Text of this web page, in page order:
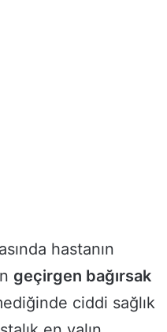
hastanın
geçirgen bağırsak
ciddi sağlık